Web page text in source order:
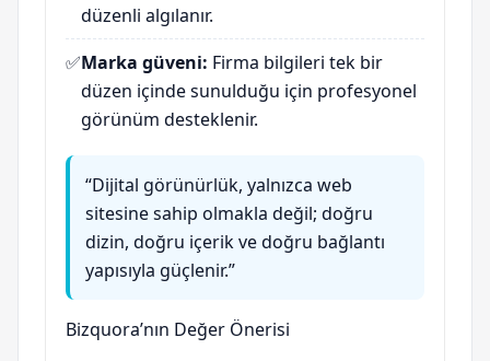
düzenli algılanır.
✅Marka güveni: Firma bilgileri tek bir
düzen içinde sunulduğu için profesyonel
görünüm desteklenir.
“Dijital görünürlük, yalnızca web
sitesine sahip olmakla değil; doğru
dizin, doğru içerik ve doğru bağlantı
yapısıyla güçlenir.”
Bizquora’nın Değer Önerisi